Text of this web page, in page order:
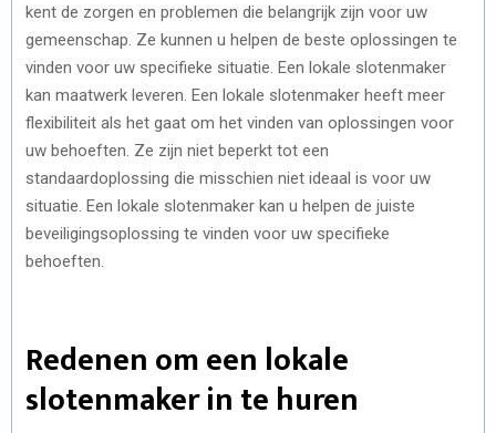
kent de zorgen en problemen die belangrijk zijn voor uw
gemeenschap. Ze kunnen u helpen de beste oplossingen te
vinden voor uw specifieke situatie. Een lokale slotenmaker
kan maatwerk leveren. Een lokale slotenmaker heeft meer
flexibiliteit als het gaat om het vinden van oplossingen voor
uw behoeften. Ze zijn niet beperkt tot een
standaardoplossing die misschien niet ideaal is voor uw
situatie. Een lokale slotenmaker kan u helpen de juiste
beveiligingsoplossing te vinden voor uw specifieke
behoeften.
Redenen om een lokale
slotenmaker in te huren